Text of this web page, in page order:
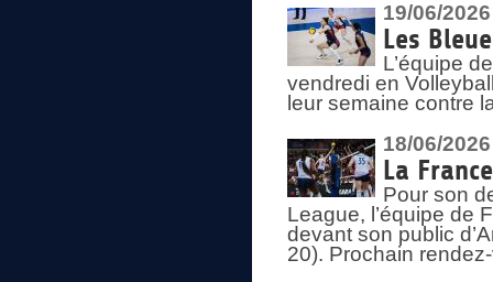
19/06/2026
Les
L’équipe
vendredi en
leur semaine contre
18/06/2026
La
Pour son
League, l’équipe de
devant son public
20). Prochain